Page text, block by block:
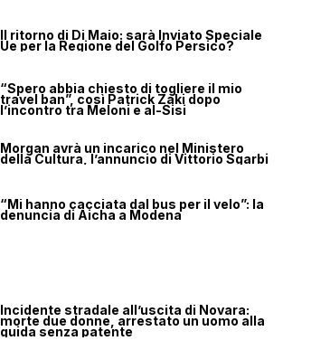
Il ritorno di Di Maio: sarà Inviato Speciale
Ue per la Regione del Golfo Persico?
“Spero abbia chiesto di togliere il mio
travel ban”, così Patrick Zaki dopo
l’incontro tra Meloni e al-Sisi
Morgan avrà un incarico nel Ministero
della Cultura, l’annuncio di Vittorio Sgarbi
“Mi hanno cacciata dal bus per il velo”: la
denuncia di Aicha a Modena
Incidente stradale all’uscita di Novara:
morte due donne, arrestato un uomo alla
guida senza patente